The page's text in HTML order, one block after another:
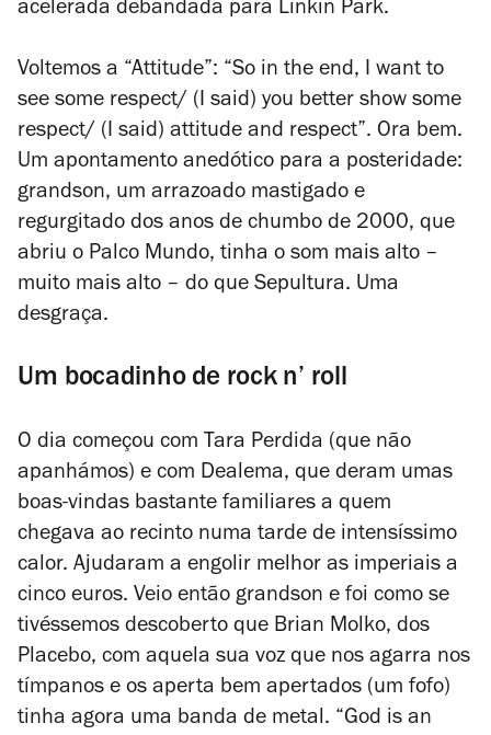
acelerada debandada para Linkin Park.
Voltemos a “Attitude”: “So in the end, I want to
see some respect/ (I said) you better show some
respect/ (I said) attitude and respect”. Ora bem.
Um apontamento anedótico para a posteridade:
grandson, um arrazoado mastigado e
regurgitado dos anos de chumbo de 2000, que
abriu o Palco Mundo, tinha o som mais alto –
muito mais alto – do que Sepultura. Uma
desgraça.
Um bocadinho de rock n’ roll
O dia começou com Tara Perdida (que não
apanhámos) e com Dealema, que deram umas
boas-vindas bastante familiares a quem
chegava ao recinto numa tarde de intensíssimo
calor. Ajudaram a engolir melhor as imperiais a
cinco euros. Veio então grandson e foi como se
tivéssemos descoberto que Brian Molko, dos
Placebo, com aquela sua voz que nos agarra nos
tímpanos e os aperta bem apertados (um fofo)
tinha agora uma banda de metal. “God is an